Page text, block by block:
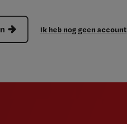
Ik heb nog geen account